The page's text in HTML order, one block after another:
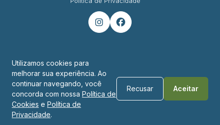
 
Endereço
R. Padre Montoya, 450 - Foz do Iguaçu - PR
Utilizamos cookies para
melhorar sua experiência. Ao
continuar navegando, você
concorda com nossa Política de
Cookies e Política de
Privacidade.
Recusar Aceitar